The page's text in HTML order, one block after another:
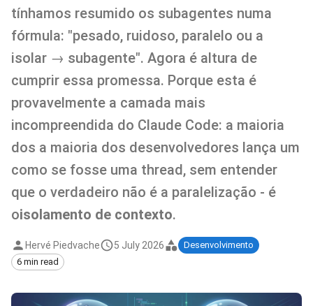
tínhamos resumido os subagentes numa
fórmula: "pesado, ruidoso, paralelo ou a
isolar → subagente". Agora é altura de
cumprir essa promessa. Porque esta é
provavelmente a camada mais
incompreendida do Claude Code: a maioria
dos a maioria dos desenvolvedores lança um
como se fosse uma thread, sem entender
que o verdadeiro não é a paralelização - é
oisolamento de contexto.
Hervé Piedvache 5 July 2026
Desenvolvimento
6 min read